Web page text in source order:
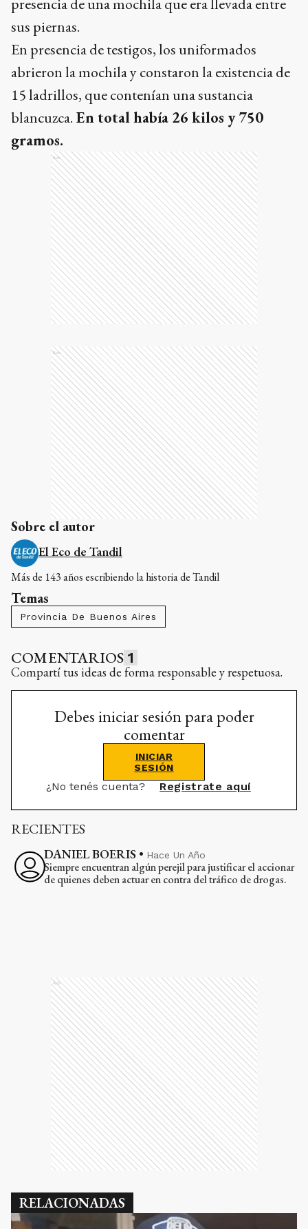
sus piernas.
En presencia de testigos, los uniformados
abrieron la mochila y constaron la existencia de
15 ladrillos, que contenían una sustancia
blancuzca. En total había 26 kilos y 750
gramos.
Ads
Ads
Sobre el autor
El Eco de Tandil
Más de 143 años escribiendo la historia de Tandil
Temas
Provincia De Buenos Aires
COMENTARIOS 1
Compartí tus ideas de forma responsable y respetuosa.
Debes iniciar sesión para poder
comentar
INICIAR
SESIÓN
¿No tenés cuenta? Registrate aquí
RECIENTES
DANIEL BOERIS • Hace Un Año
Siempre encuentran algún perejil para justificar el accionar
de quienes deben actuar en contra del tráfico de drogas.
Ads
RELACIONADAS